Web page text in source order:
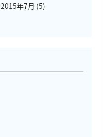
2015年7月 (5)